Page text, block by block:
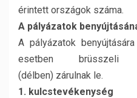
érintett országok száma.
A pályázatok
A pályázatok
esetben brüsszeli
(délben) zárulnak le.
1. kulcstevékenység